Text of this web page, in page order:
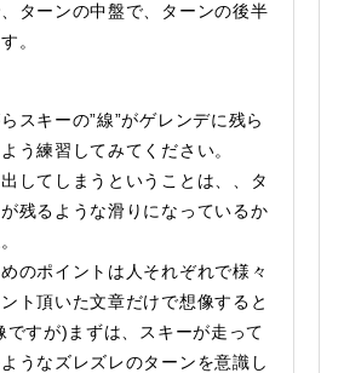
ターンの中盤で、ターンの後半
。
スキーの”線”がゲレンデに残ら
う練習してみてください。
してしまうということは、、タ
残るような滑りになっているか
のポイントは人それぞれで様々
ト頂いた文章だけで想像すると
ですが)まずは、スキーが走って
うなズレズレのターンを意識し